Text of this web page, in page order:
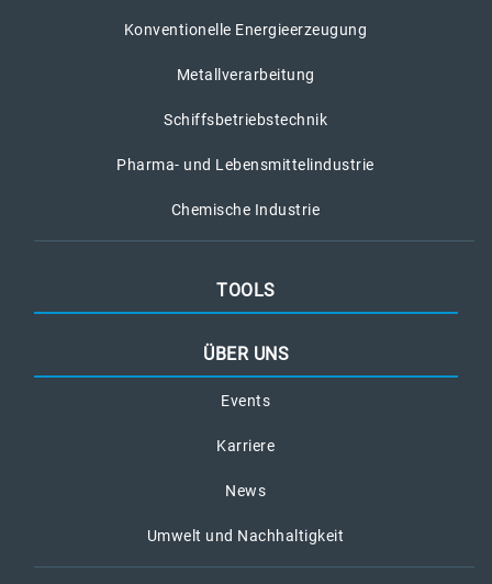
Konventionelle Energieerzeugung
Metallverarbeitung
Schiffsbetriebstechnik
Pharma- und Lebensmittelindustrie
Chemische Industrie
TOOLS
ÜBER UNS
Events
Karriere
News
Umwelt und Nachhaltigkeit